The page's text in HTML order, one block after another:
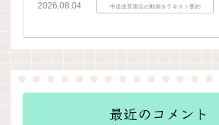
2026.08.04 中道改革連合の動画をテキスト要約
最近のコメント